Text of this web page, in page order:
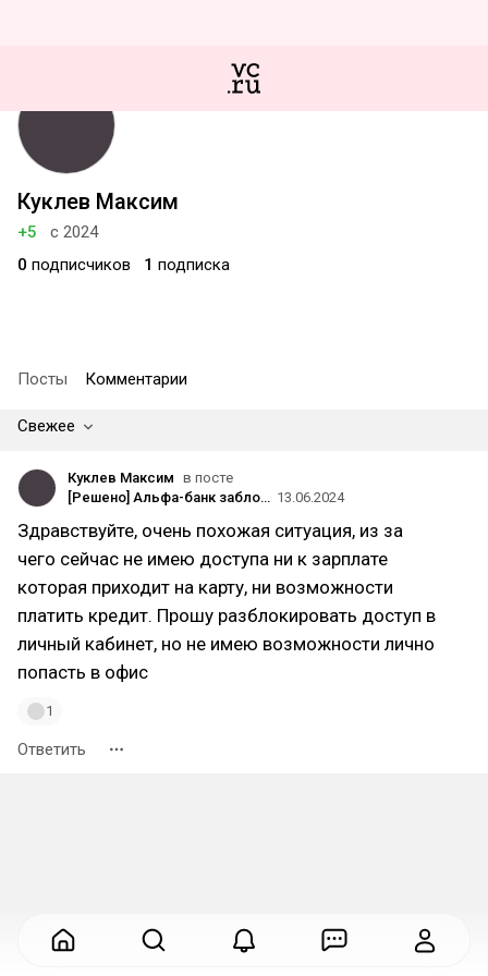
Куклев Максим
+5
с 2024
0 подписчиков 1 подписка
Посты Комментарии
Свежее
Куклев Максим в посте
[Решено] Альфа-банк заблокировал доступ в личный кабинет 13.06.2024
Здравствуйте, очень похожая ситуация, из за
чего сейчас не имею доступа ни к зарплате
которая приходит на карту, ни возможности
платить кредит. Прошу разблокировать доступ в
личный кабинет, но не имею возможности лично
попасть в офис
1
Ответить